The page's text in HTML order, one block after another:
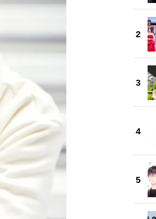
斗くんが可愛く見えたんです」
2027」が募集開始！ 予選ブロッ
クは候補生の“魅力”を重視した
2026.08.03
LIFE STYLE
矢「感情をズバーッと言葉にでき
た時は幸せ〜」
LIFE STYLE
人ボーイズグループが始動！ デビ
ュー目前のフレッシュな面々を独
ります♪
2026.07.23